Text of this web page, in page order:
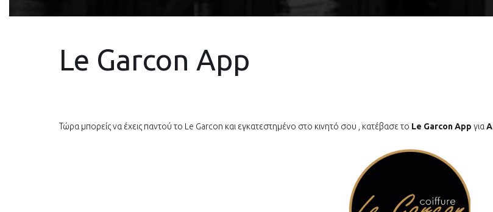
Le Garcon App
Τώρα μπορείς να έχεις παντού το Le Garcon και εγκατεστημένο στο κινητό σου , κατέβασε το Le Garcon App για